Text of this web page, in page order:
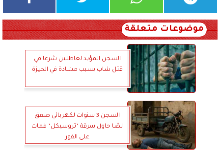
موضوعات متعلقة
السجن المؤبد لعاطلين شرعا في
قتل شاب بسبب مشادة في الجيزة
السجن 3 سنوات لكهربائي صعق
لصًا حاول سرقة ”تروسيكل” فمات
على الفور